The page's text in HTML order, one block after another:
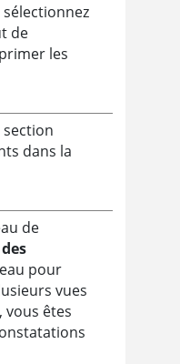
sélectionnez
de
les
section
dans la
de
pour
vues
êtes